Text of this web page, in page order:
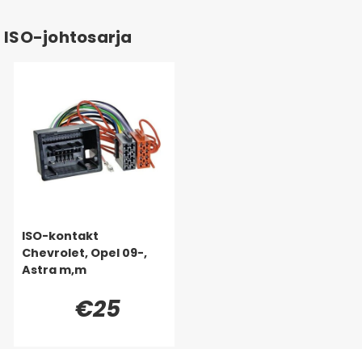
ISO-johtosarja
ISO-kontakt
Chevrolet, Opel 09-,
Astra m,m
€25